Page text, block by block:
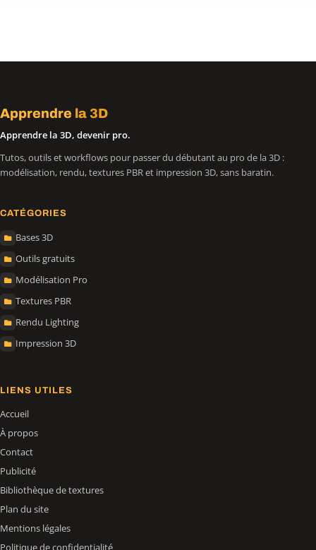
Apprendre la 3D
Apprendre la 3D, devenir pro.
Tutos, outils et workflows pour passer du débutant au pro de la 3D :
modélisation, rendu, textures PBR et impression 3D, sans baratin.
CATÉGORIES
Bases 3D
Outils gratuits
Modélisation Pro
Textures PBR
Rendu Lighting
Impression 3D
LIENS UTILES
Accueil
À propos
Contact
Publicité
Bibliothèque de textures
Plan du site
Mentions légales
Politique de confidentialité